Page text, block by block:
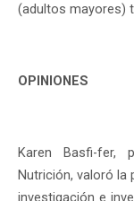
(adultos mayores)
OPINIONES
Karen Basfi-fer,
Nutrición, valoró la
investigación e